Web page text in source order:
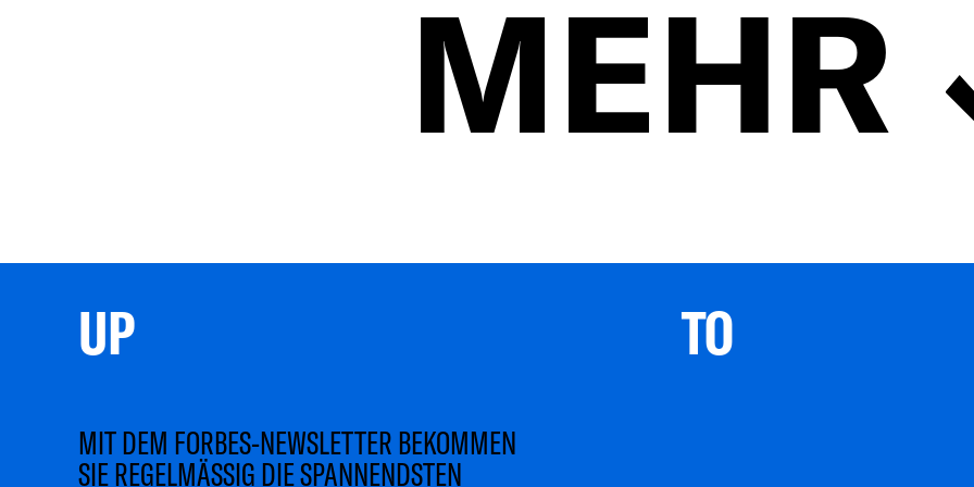
MEHR
UP TO
MIT DEM FORBES-NEWSLETTER BEKOMMEN
SIE REGELMÄSSIG DIE SPANNENDSTEN